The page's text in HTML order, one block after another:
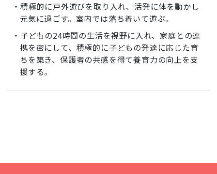
・積極的に戸外遊びを取り入れ、活発に体を動かし
元気に過ごす。室内では落ち着いて遊ぶ。
・子どもの24時間の生活を視野に入れ、家庭との連
携を密にして、積極的に子どもの発達に応じた育
ちを築き、保護者の共感を得て養育力の向上を支
援する。